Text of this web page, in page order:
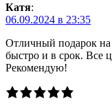
Катя:
06.09.2024 в 23:35
Отличный подарок
быстро и в срок. Все
Рекомендую!